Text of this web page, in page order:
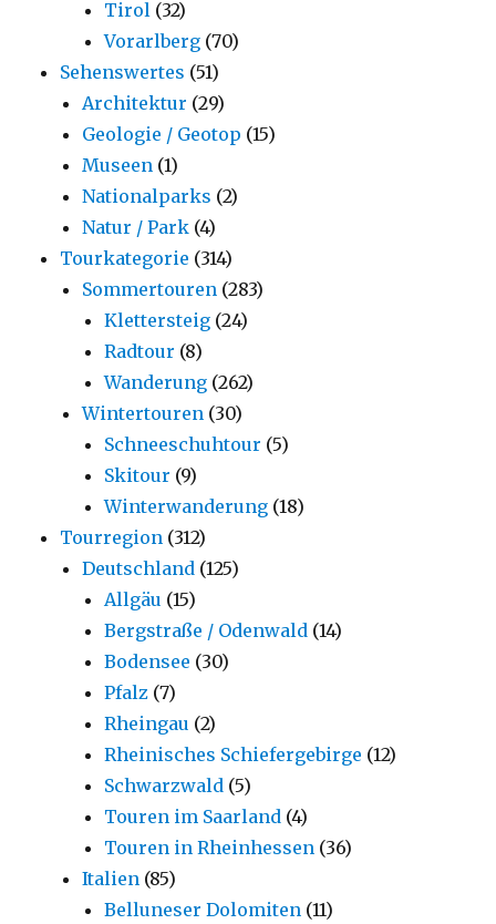
Tirol (32)
Vorarlberg (70)
Sehenswertes (51)
Architektur (29)
Geologie / Geotop (15)
Museen (1)
Nationalparks (2)
Natur / Park (4)
Tourkategorie (314)
Sommertouren (283)
Klettersteig (24)
Radtour (8)
Wanderung (262)
Wintertouren (30)
Schneeschuhtour (5)
Skitour (9)
Winterwanderung (18)
Tourregion (312)
Deutschland (125)
Allgäu (15)
Bergstraße / Odenwald (14)
Bodensee (30)
Pfalz (7)
Rheingau (2)
Rheinisches Schiefergebirge (12)
Schwarzwald (5)
Touren im Saarland (4)
Touren in Rheinhessen (36)
Italien (85)
Belluneser Dolomiten (11)